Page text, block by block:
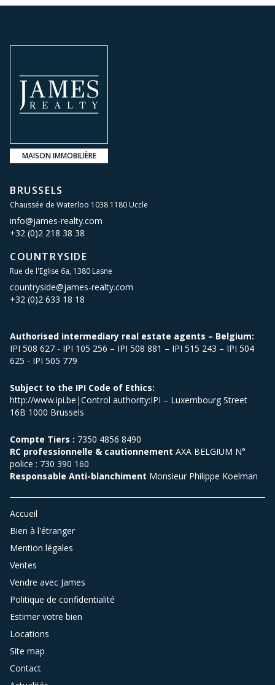
MAISON IMMOBILIÈRE
BRUSSELS
Chaussée de Waterloo 1038 1180 Uccle
info@james-realty.com
+32 (0)2 218 38 38
COUNTRYSIDE
Rue de l'Eglise 6a, 1380 Lasne
countryside@james-realty.com
+32 (0)2 633 18 18
Authorised intermediary real estate agents – Belgium:
IPI 508 627 - IPI 105 256 – IPI 508 881 – IPI 515 243 – IPI 504
625 - IPI 505 779
Subject to the IPI Code of Ethics:
http://www.ipi.be|Control authority:IPI – Luxembourg Street
16B 1000 Brussels
Compte Tiers : 7350 4856 8490
RC professionnelle & cautionnement AXA BELGIUM N°
police : 730 390 160
Responsable Anti-blanchiment Monsieur Philippe Koelman
Accueil
Bien à l'étranger
Mention légales
Ventes
Vendre avec James
Politique de confidentialité
Estimer votre bien
Locations
Site map
Contact